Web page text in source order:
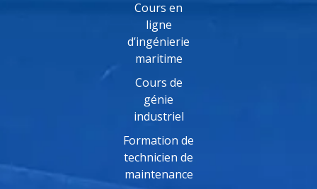
Cours en
ligne
d’ingénierie
maritime
Cours de
génie
industriel
Formation de
technicien de
maintenance